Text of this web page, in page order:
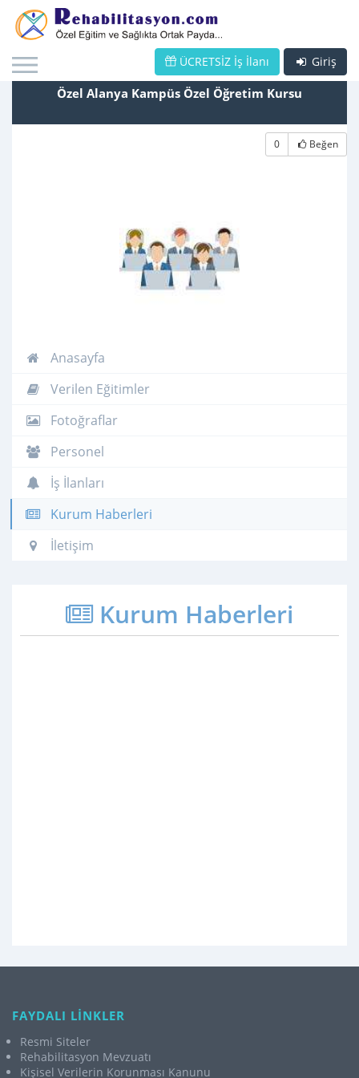
Giriş
ÜCRETSİZ İş İlanı
Özel Alanya Kampüs Özel Öğretim Kursu
0 Beğen
Anasayfa
Verilen Eğitimler
Fotoğraflar
Personel
İş İlanları
Kurum Haberleri
İletişim
Kurum Haberleri
FAYDALI LİNKLER
Resmi Siteler
Rehabilitasyon Mevzuatı
Kişisel Verilerin Korunması Kanunu